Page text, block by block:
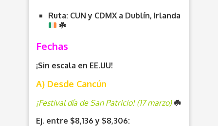
Ruta: CUN y CDMX a Dublín, Irlanda
☘️
Fechas
¡Sin escala en EE.UU!
A) Desde Cancún
¡Festival día de San Patricio! (17 marzo) ☘️
Ej. entre $8,136 y $8,306: